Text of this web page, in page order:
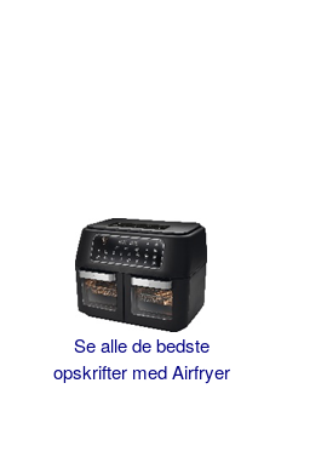
Se alle de bedste
opskrifter med Airfryer